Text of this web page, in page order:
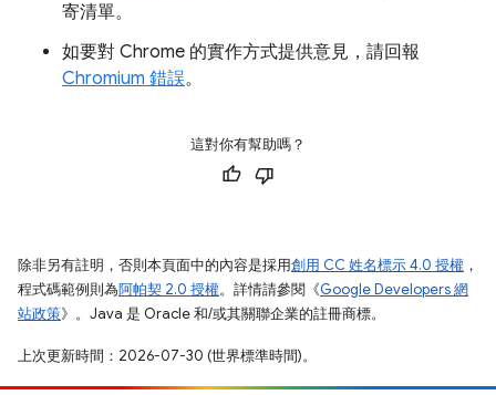
寄清單。
如要對 Chrome 的實作方式提供意見，請回報
Chromium 錯誤。
這對你有幫助嗎？
除非另有註明，否則本頁面中的內容是採用創用 CC 姓名標示 4.0 授權 ，
程式碼範例則為阿帕契 2.0 授權。詳情請參閱《Google Developers 網
站政策》。Java 是 Oracle 和/或其關聯企業的註冊商標。
上次更新時間：2026-07-30 (世界標準時間)。